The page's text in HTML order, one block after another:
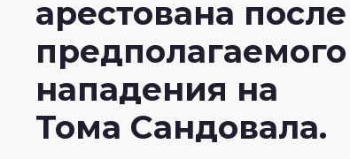
арестована после
предполагаемого
нападения на
Тома Сандовала.